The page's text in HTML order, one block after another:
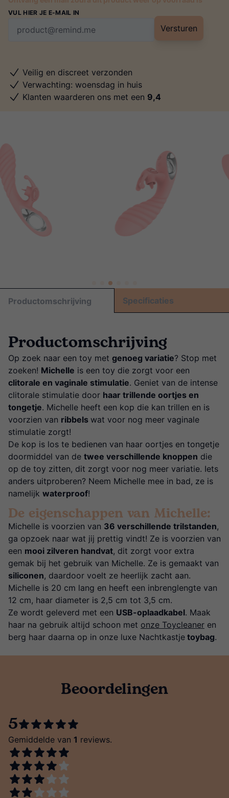
VUL HIER JE E-MAIL IN
Versturen
Veilig en discreet verzonden
Verwachting: woensdag in huis
Klanten waarderen ons met een 9,4
Productomschrijving Specificaties
Productomschrijving
Op zoek naar een toy met genoeg variatie? Stop met
zoeken! Michelle is een toy die zorgt voor een
clitorale en vaginale stimulatie. Geniet van de intense
clitorale stimulatie door haar trillende oortjes en
tongetje. Michelle heeft een kop die kan trillen en is
voorzien van ribbels wat voor nog meer vaginale
stimulatie zorgt!
De kop is los te bedienen van haar oortjes en tongetje
doormiddel van de twee verschillende knoppen die
op de toy zitten, dit zorgt voor nog meer variatie. Iets
anders uitproberen? Neem Michelle mee in bad, ze is
namelijk waterproof!
De eigenschappen van Michelle:
Michelle is voorzien van 36 verschillende trilstanden,
ga opzoek naar wat jij prettig vindt! Ze is voorzien van
een mooi zilveren handvat, dit zorgt voor extra
gemak bij het gebruik van Michelle. Ze is gemaakt van
siliconen, daardoor voelt ze heerlijk zacht aan.
Michelle is 20 cm lang en heeft een inbrenglengte van
12 cm, haar diameter is 2,5 cm tot 3,5 cm.
Ze wordt geleverd met een USB-oplaadkabel. Maak
haar na gebruik altijd schoon met onze Toycleaner en
berg haar daarna op in onze luxe Nachtkastje toybag.
Beoordelingen
5
Gemiddelde van 1 reviews.